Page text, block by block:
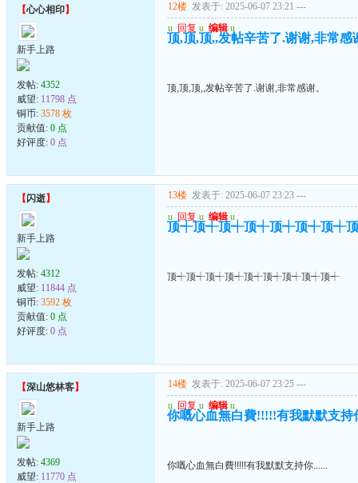
【心心相印】
新手上路
发帖: 4352
威望: 11798 点
铜币: 3578 枚
贡献值: 0 点
好评度: 0 点
12楼 发表于: 2025-06-07 23:21 ---
u 回复 u 编辑 u
顶,顶,顶,,发帖辛苦了.谢谢,非常感
顶,顶,顶,,发帖辛苦了.谢谢,非常感谢。
【闪逝】
新手上路
发帖: 4312
威望: 11844 点
铜币: 3592 枚
贡献值: 0 点
好评度: 0 点
13楼 发表于: 2025-06-07 23:23 ---
u 回复 u 编辑 u
顶┽顶┽顶┽顶┽顶┽顶┽顶┽
顶┽顶┽顶┽顶┽顶┽顶┽顶┽顶┽顶┽
【深山悠林客】
新手上路
发帖: 4369
威望: 11770 点
14楼 发表于: 2025-06-07 23:25 ---
u 回复 u 编辑 u
你嘅心血無白費!!!!!有我默默支持
你嘅心血無白費!!!!!有我默默支持你......